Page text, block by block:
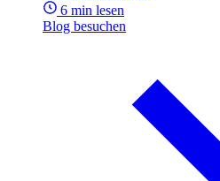
6 min lesen
Blog besuchen